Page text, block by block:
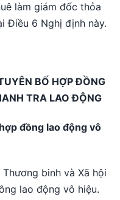
làm giám đốc thỏa
Điều 6 Nghị định này.
BỐ HỢP ĐỒNG
TRA LAO ĐỘNG
đồng lao động vô
binh và Xã hội
lao động vô hiệu.